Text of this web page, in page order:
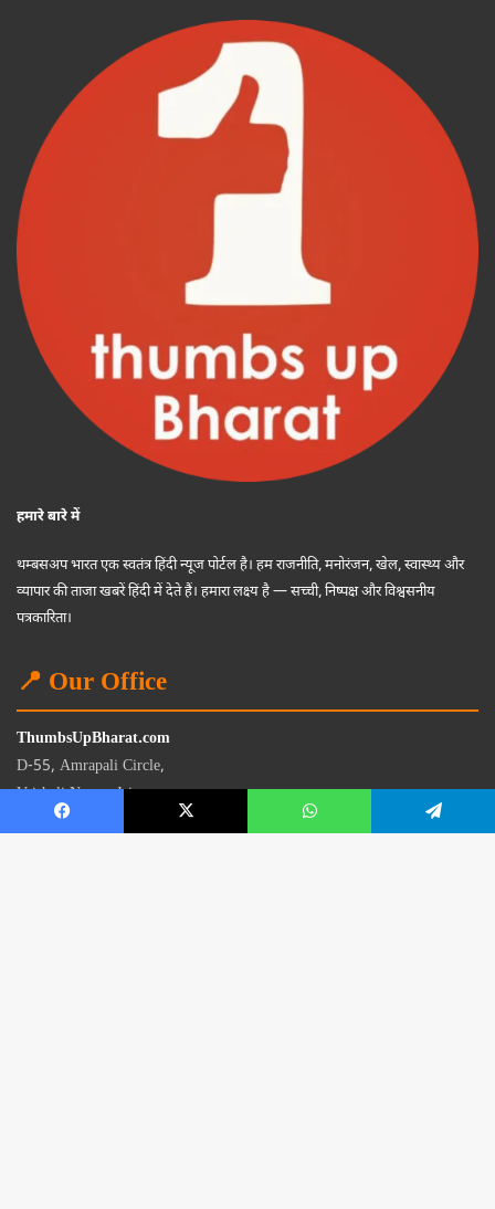
हमारे बारे में
थम्बसअप भारत एक स्वतंत्र हिंदी न्यूज पोर्टल है। हम राजनीति, मनोरंजन, खेल, स्वास्थ्य और
व्यापार की ताजा खबरें हिंदी में देते हैं। हमारा लक्ष्य है — सच्ची, निष्पक्ष और विश्वसनीय
पत्रकारिता।
📍 Our Office
ThumbsUpBharat.com
D-55, Amrapali Circle,
Vaishali Nagar, Jaipur
Rajasthan - 302021